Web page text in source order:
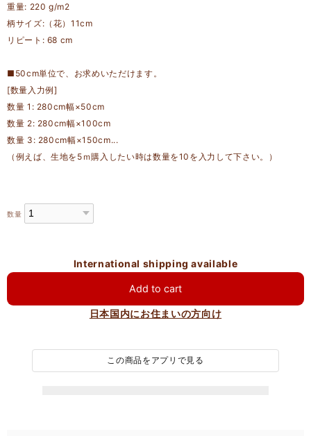
重量: 220 g/m2
柄サイズ:（花）11cm
リピート: 68 cm
■50cm単位で、お求めいただけます。
[数量入力例]
数量 1: 280cm幅×50cm
数量 2: 280cm幅×100cm
数量 3: 280cm幅×150cm...
（例えば、生地を5ｍ購入したい時は数量を10を入力して下さい。）
数量
International shipping available
Add to cart
日本国内にお住まいの方向け
この商品をアプリで見る